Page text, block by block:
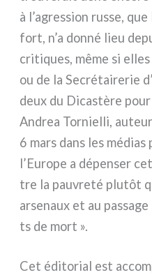
à l’agression rus­se,
fort, n’a don­né lieu
cri­ti­ques, même si elles
ou de la Secrétairerie
deux du Dicastère
Andrea Tornielli, auteur
6 mars dans les
l’Europe a dépen­ser
tre la pau­vre­té plu­tôt
arse­naux et au
ts de mort ».
Cet édi­to­rial est